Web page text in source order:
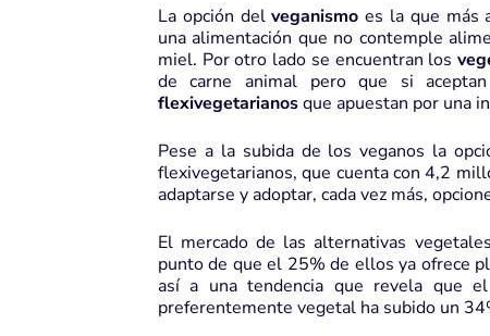
La opción delveganismo es la que más
una alimentación que no contemple
miel. Por otro lado se encuentran los
de carne animal pero que si
flexivegetarianosque apuestan por una
Pese a la subida de los veganos la
flexivegetarianos, que cuenta con 4,2
adaptarse y adoptar, cada vez más,
El mercado de las alternativas
punto de que el 25% de ellos ya ofrece
así a una tendencia que revela que
preferentemente vegetal ha subido un